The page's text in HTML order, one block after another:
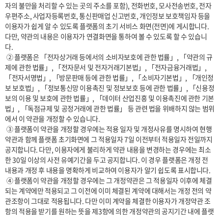
자의 불만을 처리할 수 있는 곳의 주소를 포함), 전화번호, 모사전송번호, 전자
우편주소, 사업자등록번호, 통신판매업 신고번호, 개인정보 보호책임자 등을
이용자가 쉽게 알 수 있도록 플랫폼의 초기 서비스 화면(전면)에 게시합니다.
다만, 약관의 내용은 이용자가 연결화면을 통하여 볼 수 있도록 할 수 있습니
다.
제에 관한 법률」, 「전자문서 및 전자거래기본법」, 「전자금융거래법」,
「전자서명법」, 「방문판매 등에 관한 법률」, 「소비자기본법」, 「개인정
보 보호법」, 「정보통신망 이용촉진 및 정보보호 등에 관한 법률」, 「신용정
보의 이용 및 보호에 관한 법률」, 「데이터 산업진흥 및 이용촉진에 관한 기본
법」, 「독점규제 및 공정거래에 관한 법률」 등 관련 법을 위배하지 않는 범위
에서 이 약관을 개정할 수 있습니다.
약관과 함께 플랫폼 초기화면에 그 적용일자 7일 이전부터 적용일자 전일까지
공지합니다. 다만, 이용자에게 불리하게 약관 내용을 변경하는 경우에는 최소
한 30일 이상의 사전 유예기간을 두고 공지합니다. 이 경우 플랫폼은 개정 전
내용과 개정 후 내용을 명확하게 비교하여 이용자가 알기 쉽도록 표시합니다.
되는 계약에만 적용되고 그 이전에 이미 체결된 계약에 대해서는 개정 전의 약
관조항이 그대로 적용됩니다. 다만 이미 계약을 체결한 이용자가 개정약관 조
항의 적용을 받기를 원하는 뜻을 제3항에 의한 개정약관의 공지기간 내에 플랫